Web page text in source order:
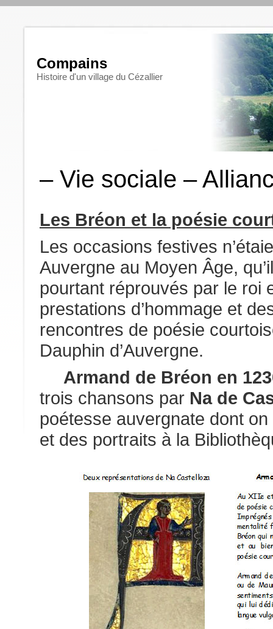
Compains
Histoire d'un village du Cézallier
– Vie sociale –
Les Bréon et la poésie
Les occasions festives
Auvergne au Moyen Âge,
pourtant réprouvés par le roi
prestations d’hommage et
rencontres de poésie
Dauphin d’Auvergne.
Armand de Bréon en
trois chansons par Na de
poétesse auvergnate dont
et des portraits à la